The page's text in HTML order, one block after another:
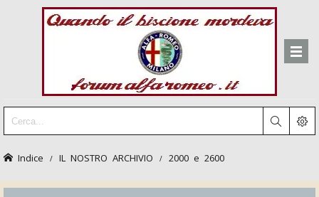
Indice IL NOSTRO ARCHIVIO 2000 e 2600